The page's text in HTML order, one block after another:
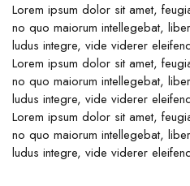
Lorem ipsum dolor sit amet,
no quo maiorum intellegebat,
ludus integre, vide viderer
Lorem ipsum dolor sit amet,
no quo maiorum intellegebat,
ludus integre, vide viderer
Lorem ipsum dolor sit amet,
no quo maiorum intellegebat,
ludus integre, vide viderer